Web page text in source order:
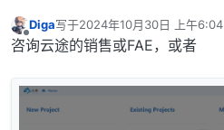
离线
Diga写于2024年10月30日 上午6:04
最后由 编辑
咨询云途的销售或FAE，或者